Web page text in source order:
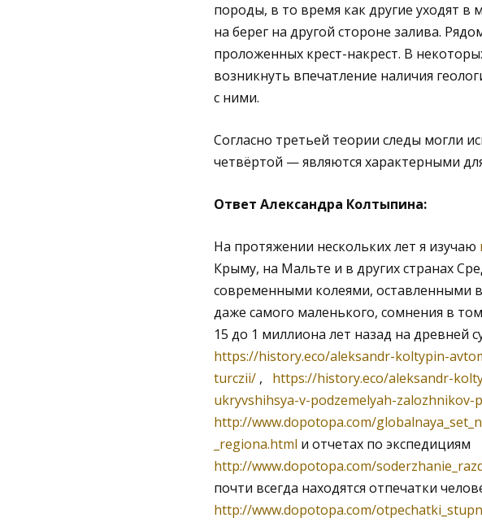
породы, в то время как другие уходят
на берег на другой стороне залива.
проложенных крест-накрест. В
возникнуть впечатление наличия
с ними.
Согласно третьей теории следы могли
четвёртой — являются характерными
Ответ Александра Колтыпина:
На протяжении нескольких лет я изучаю
Крыму, на Мальте и в других странах
современными колеями, оставленными
даже самого маленького, сомнения в
15 до 1 миллиона лет назад на древней
https://history.eco/aleksandr-koltypin-
turczii/, https://history.eco/aleksandr-
ukryvshihsya-v-podzemelyah-zalozhnikov-
http://www.dopotopa.com/
_regiona.html и отчетах по экспедициям
http://www.dopotopa.com/
почти всегда находятся отпечатки
http://www.dopotopa.com/